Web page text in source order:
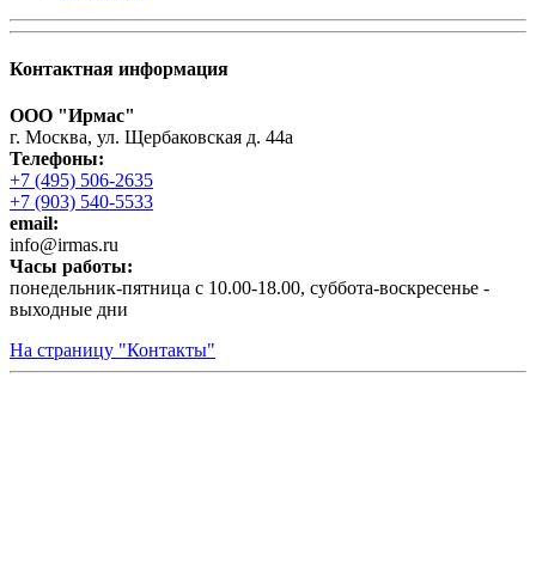
Контактная информация
ООО "Ирмас"
г. Москва, ул. Щербаковская д. 44а
Телефоны:
+7 (495) 506-2635
+7 (903) 540-5533
email:
infо@irmas.ru
Часы работы:
понедельник-пятница с 10.00-18.00, суббота-воскресенье -
выходные дни
На страницу "Контакты"